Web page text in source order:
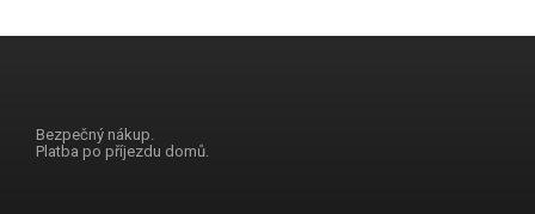
Bezpečný nákup.
Platba po příjezdu domů.